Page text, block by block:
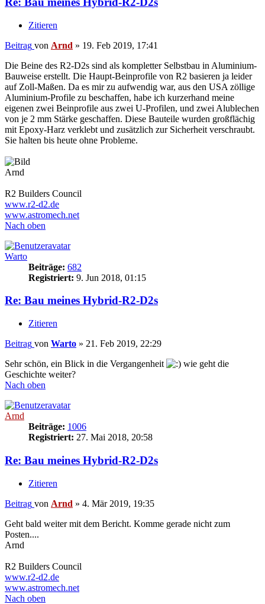
Zitieren
Beitrag von Arnd » 19. Feb 2019, 17:41
Die Beine des R2-D2s sind als kompletter Selbstbau in Aluminium-
Bauweise erstellt. Die Haupt-Beinprofile von R2 basieren ja leider
auf Zoll-Maßen. Da es mir zu aufwendig war, aus den USA zöllige
Aluminium-Profile zu beschaffen, habe ich kurzerhand meine
eigenen zwei Beinprofile aus zwei U-Profilen, und zwei Alublechen
von je 2 mm Stärke geschaffen. Diese Bauteile wurden großflächig
mit Epoxy-Harz verklebt und zusätzlich zur Sicherheit verschraubt.
Sie halten bis heute ohne Probleme.
Arnd
R2 Builders Council
www.r2-d2.de
www.astromech.net
Nach oben
Warto
Beiträge: 682
Registriert: 9. Jun 2018, 01:15
Re: Bau meines Hybrid-R2-D2s
Zitieren
Beitrag von Warto » 21. Feb 2019, 22:29
Sehr schön, ein Blick in die Vergangenheit
wie geht die
Geschichte weiter?
Nach oben
Arnd
Beiträge: 1006
Registriert: 27. Mai 2018, 20:58
Re: Bau meines Hybrid-R2-D2s
Zitieren
Beitrag von Arnd » 4. Mär 2019, 19:35
Geht bald weiter mit dem Bericht. Komme gerade nicht zum
Posten....
Arnd
R2 Builders Council
www.r2-d2.de
www.astromech.net
Nach oben